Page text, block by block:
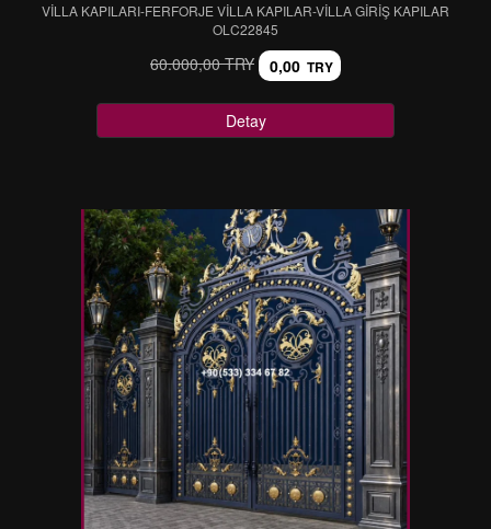
VİLLA KAPILARI-FERFORJE VİLLA KAPILAR-VİLLA GİRİŞ KAPILAR
OLC22845
60.000,00 TRY 0,00 TRY
Detay